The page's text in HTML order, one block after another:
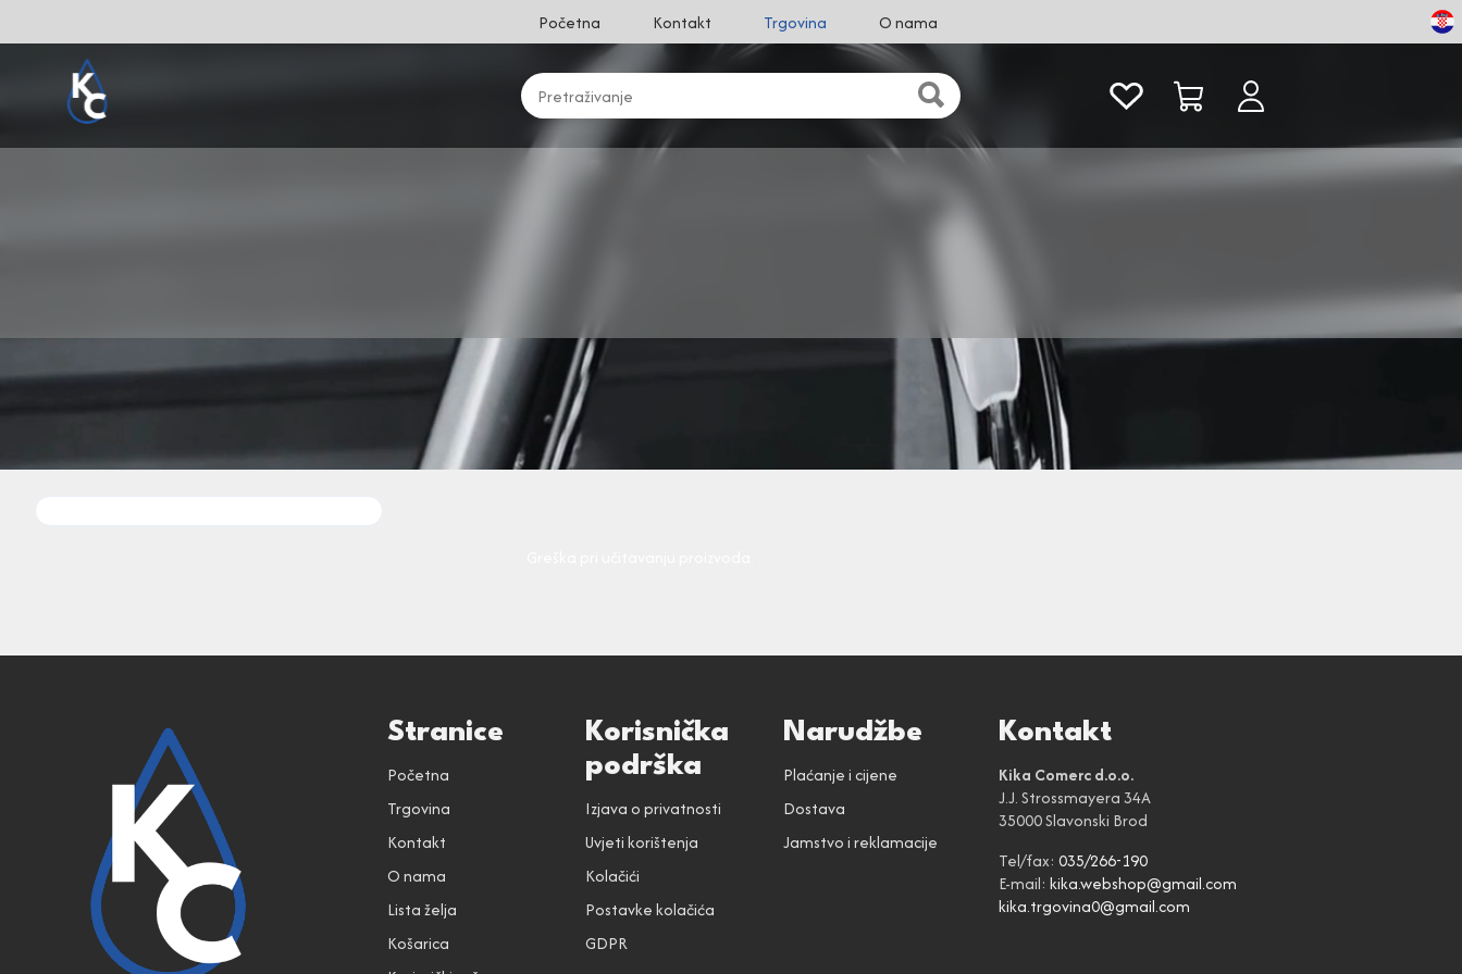
Početna Kontakt Trgovina O nama
Stranice
Početna
Trgovina
Kontakt
O nama
Lista želja
Košarica
Korisnička
podrška
Izjava o privatnosti
Uvjeti korištenja
Kolačići
Postavke kolačića
GDPR
Narudžbe
Plaćanje i cijene
Dostava
Jamstvo i reklamacije
Kontakt
Kika Comerc d.o.o.
J.J. Strossmayera 34A
35000 Slavonski Brod
Tel/fax: 035/266-190
E-mail: kika.webshop@gmail.com
kika.trgovina0@gmail.com